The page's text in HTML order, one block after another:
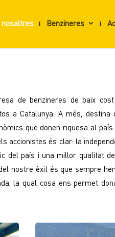
nosaltres Benzineres
de benzineres de baix
a Catalunya. A més, destina
que donen riquesa al
accionistes és clar: la
del país i una millor qualitat
nostre èxit és que sempre
la qual cosa ens permet